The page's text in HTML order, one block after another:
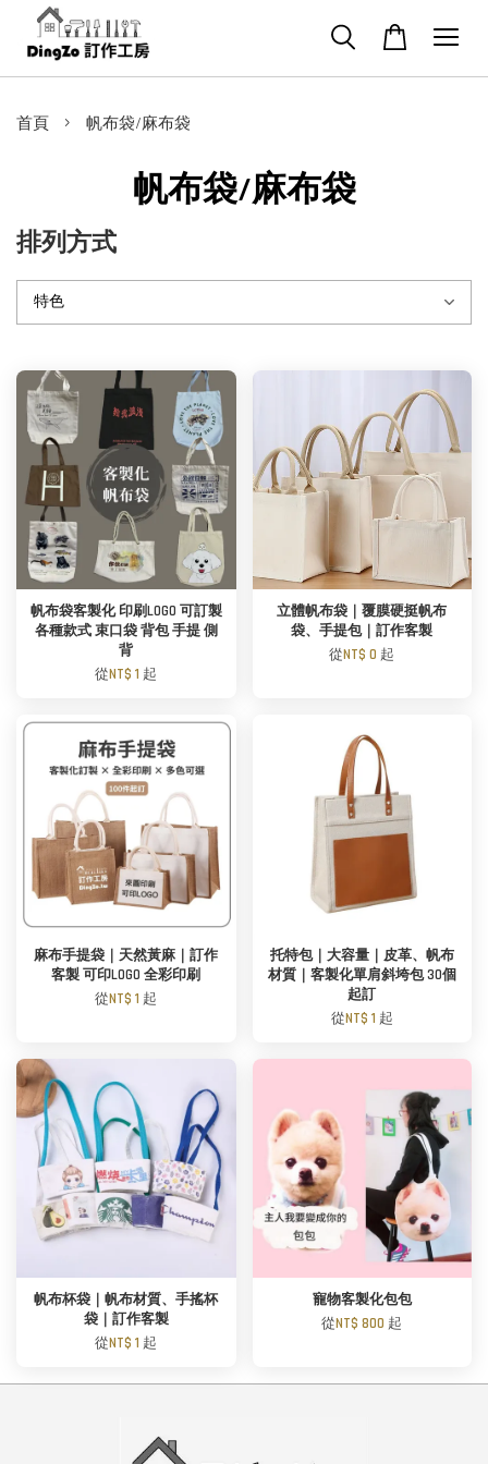
首頁 › 帆布袋/麻布袋
帆布袋/麻布袋
排列方式
帆布袋客製化 印刷LOGO 可訂製
各種款式 束口袋 背包 手提 側
背
從NT$ 1 起
立體帆布袋｜覆膜硬挺帆布
袋、手提包｜訂作客製
從NT$ 0 起
麻布手提袋｜天然黃麻｜訂作
客製 可印LOGO 全彩印刷
從NT$ 1 起
托特包｜大容量｜皮革、帆布
材質｜客製化單肩斜垮包 30個
起訂
從NT$ 1 起
帆布杯袋｜帆布材質、手搖杯
袋｜訂作客製
從NT$ 1 起
寵物客製化包包
從NT$ 800 起